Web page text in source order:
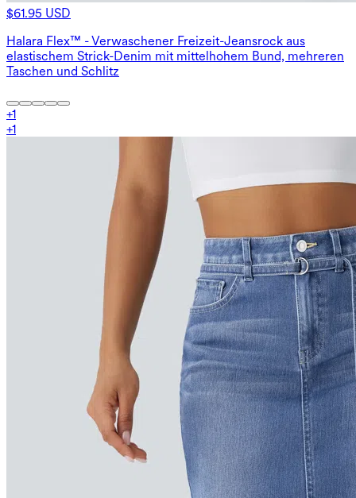
$61.95 USD
Halara Flex™ - Verwaschener Freizeit-Jeansrock aus
elastischem Strick-Denim mit mittelhohem Bund, mehreren
Taschen und Schlitz
+1
+1